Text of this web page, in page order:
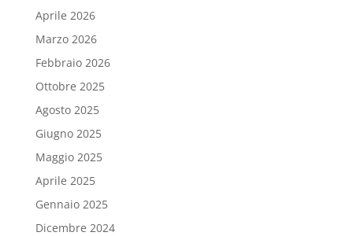
Aprile 2026
Marzo 2026
Febbraio 2026
Ottobre 2025
Agosto 2025
Giugno 2025
Maggio 2025
Aprile 2025
Gennaio 2025
Dicembre 2024